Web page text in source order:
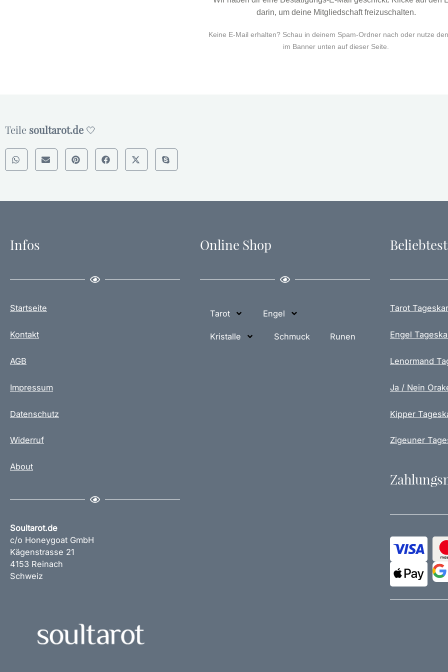
darin, um deine Mitgliedschaft freizuschalten.
Keine E-Mail erhalten? Schau in deinem Spam-Ordner nach oder nutze
im Banner unten auf dieser Seite.
Teile soultarot.de 🤍
Infos
Startseite
Kontakt
AGB
Impressum
Datenschutz
Widerruf
About
Soultarot.de
c/o Honeygoat GmbH
Kägenstrasse 21
4153 Reinach
Schweiz
Online Shop
Tarot Engel
Kristalle Schmuck Runen
Tarot
Engel
Lenormand
Ja / Nein
Kipper
Zigeuner